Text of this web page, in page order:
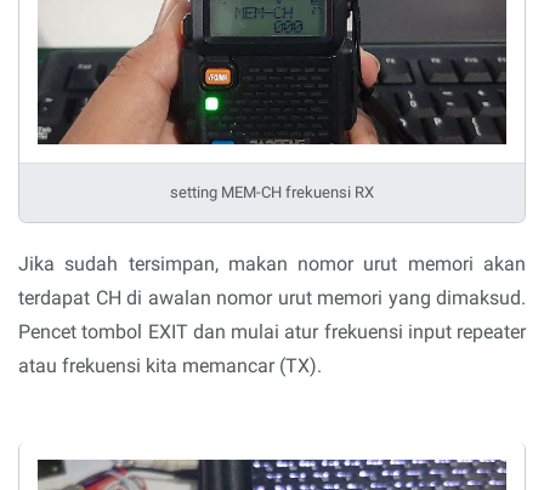
setting MEM-CH frekuensi RX
Jika sudah tersimpan, makan nomor urut memori akan
terdapat CH di awalan nomor urut memori yang dimaksud.
Pencet tombol EXIT dan mulai atur frekuensi input repeater
atau frekuensi kita memancar (TX).